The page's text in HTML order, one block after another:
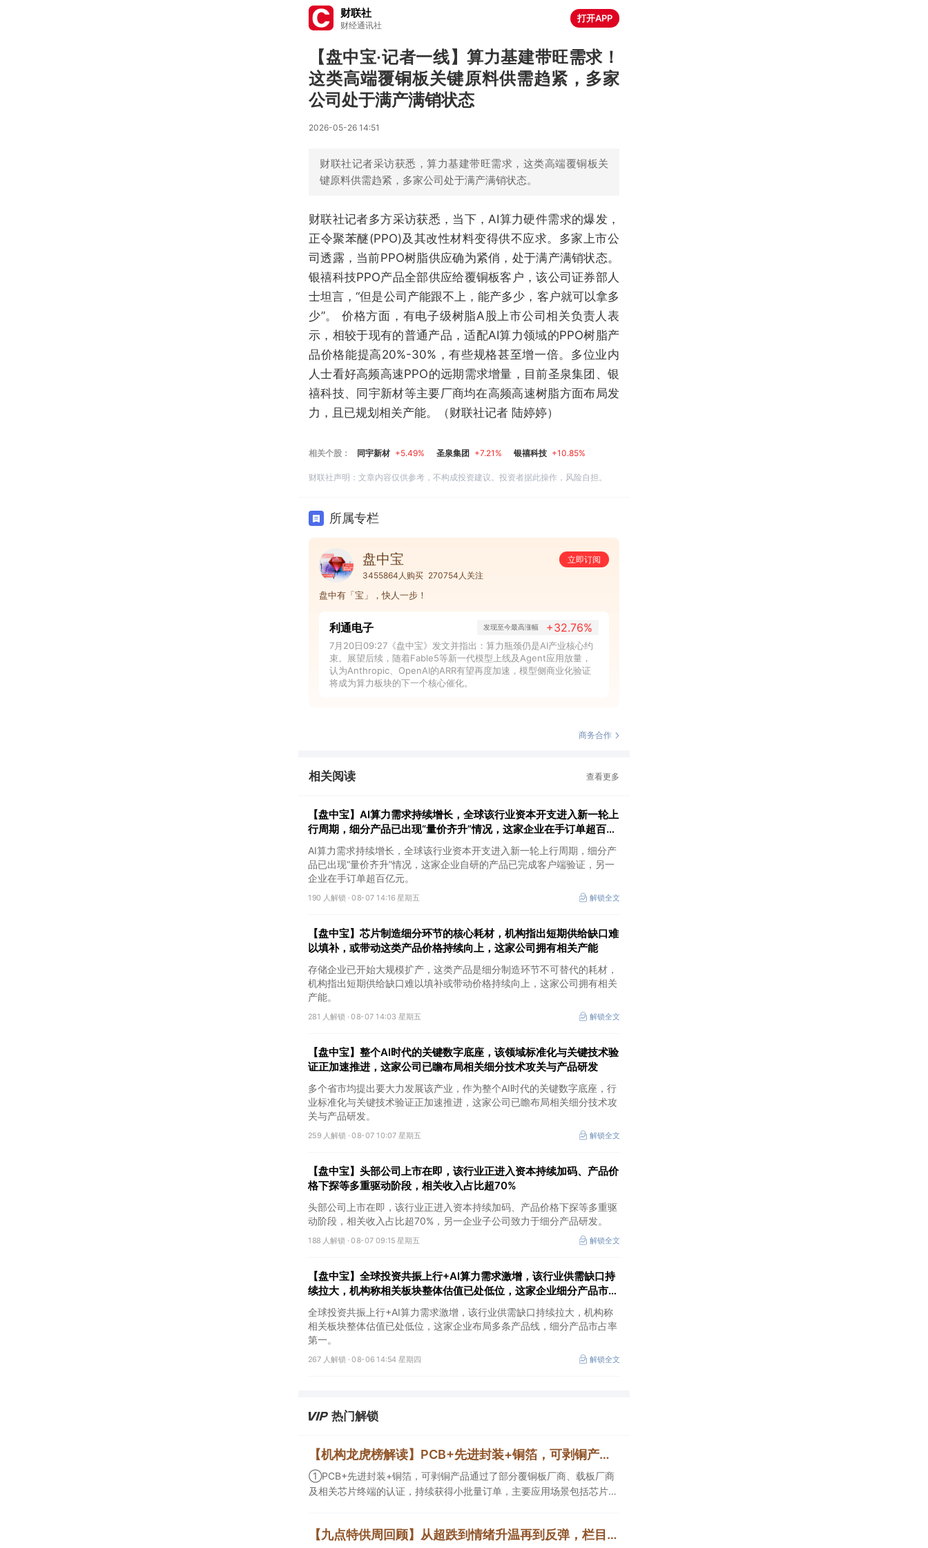
财联社
财经通讯社
打开APP
【盘中宝·记者一线】算力基建带旺需求！
这类高端覆铜板关键原料供需趋紧，多家
公司处于满产满销状态
2026-05-26 14:51
财联社记者采访获悉，算力基建带旺需求，这类高端覆铜板关
键原料供需趋紧，多家公司处于满产满销状态。
财联社记者多方采访获悉，当下，AI算力硬件需求的爆发，
正令聚苯醚(PPO)及其改性材料变得供不应求。多家上市公
司透露，当前PPO树脂供应确为紧俏，处于满产满销状态。
银禧科技PPO产品全部供应给覆铜板客户，该公司证券部人
士坦言，“但是公司产能跟不上，能产多少，客户就可以拿多
少”。 价格方面，有电子级树脂A股上市公司相关负责人表
示，相较于现有的普通产品，适配AI算力领域的PPO树脂产
品价格能提高20%-30%，有些规格甚至增一倍。多位业内
人士看好高频高速PPO的远期需求增量，目前圣泉集团、银
禧科技、同宇新材等主要厂商均在高频高速树脂方面布局发
力，且已规划相关产能。（财联社记者 陆婷婷）
相关个股： 同宇新材 +5.49% 圣泉集团 +7.21% 银禧科技 +10.85%
财联社声明：文章内容仅供参考，不构成投资建议。投资者据此操作，风险自担。
所属专栏
盘中宝
立即订阅
3455864人购买 270754人关注
盘中有「宝」，快人一步！
利通电子 发现至今最高涨幅 +32.76%
7月20日09:27《盘中宝》发文并指出：算力瓶颈仍是AI产业核心约
束。展望后续，随着Fable5等新一代模型上线及Agent应用放量，
认为Anthropic、OpenAI的ARR有望再度加速，模型侧商业化验证
将成为算力板块的下一个核心催化。
商务合作
相关阅读 查看更多
【盘中宝】AI算力需求持续增长，全球该行业资本开支进入新一轮上
行周期，细分产品已出现“量价齐升”情况，这家企业在手订单超百亿
元
AI算力需求持续增长，全球该行业资本开支进入新一轮上行周期，细分产
品已出现“量价齐升”情况，这家企业自研的产品已完成客户端验证，另一
企业在手订单超百亿元。
190 人解锁 ·08-07 14:16 星期五 解锁全文
【盘中宝】芯片制造细分环节的核心耗材，机构指出短期供给缺口难
以填补，或带动这类产品价格持续向上，这家公司拥有相关产能
存储企业已开始大规模扩产，这类产品是细分制造环节不可替代的耗材，
机构指出短期供给缺口难以填补或带动价格持续向上，这家公司拥有相关
产能。
281 人解锁 ·08-07 14:03 星期五 解锁全文
【盘中宝】整个AI时代的关键数字底座，该领域标准化与关键技术验
证正加速推进，这家公司已瞻布局相关细分技术攻关与产品研发
多个省市均提出要大力发展该产业，作为整个AI时代的关键数字底座，行
业标准化与关键技术验证正加速推进，这家公司已瞻布局相关细分技术攻
关与产品研发。
259 人解锁 ·08-07 10:07 星期五 解锁全文
【盘中宝】头部公司上市在即，该行业正进入资本持续加码、产品价
格下探等多重驱动阶段，相关收入占比超70%
头部公司上市在即，该行业正进入资本持续加码、产品价格下探等多重驱
动阶段，相关收入占比超70%，另一企业子公司致力于细分产品研发。
188 人解锁 ·08-07 09:15 星期五 解锁全文
【盘中宝】全球投资共振上行+AI算力需求激增，该行业供需缺口持
续拉大，机构称相关板块整体估值已处低位，这家企业细分产品市占
率第一
全球投资共振上行+AI算力需求激增，该行业供需缺口持续拉大，机构称
相关板块整体估值已处低位，这家企业布局多条产品线，细分产品市占率
第一。
267 人解锁 ·08-06 14:54 星期四 解锁全文
热门解锁
【机构龙虎榜解读】PCB+先进封装+铜箔，可剥铜产品通过了部分覆铜板厂商、载板厂商及相关芯片终端的认证，持续获得小批量订单，主要应用场景包括芯片封装光模块用PCB，机构大额净买入这家公司
①PCB+先进封装+铜箔，可剥铜产品通过了部分覆铜板厂商、载板厂商
及相关芯片终端的认证，持续获得小批量订单，主要应用场景包括芯片封
具备承接细胞与基因治疗产品商业化受托生产的合规资质，这家公司获净
【九点特供周回顾】从超跌到情绪升温再到反弹，栏目梳理AI应用题材逻辑，AI教育人气公司解读后获4连板